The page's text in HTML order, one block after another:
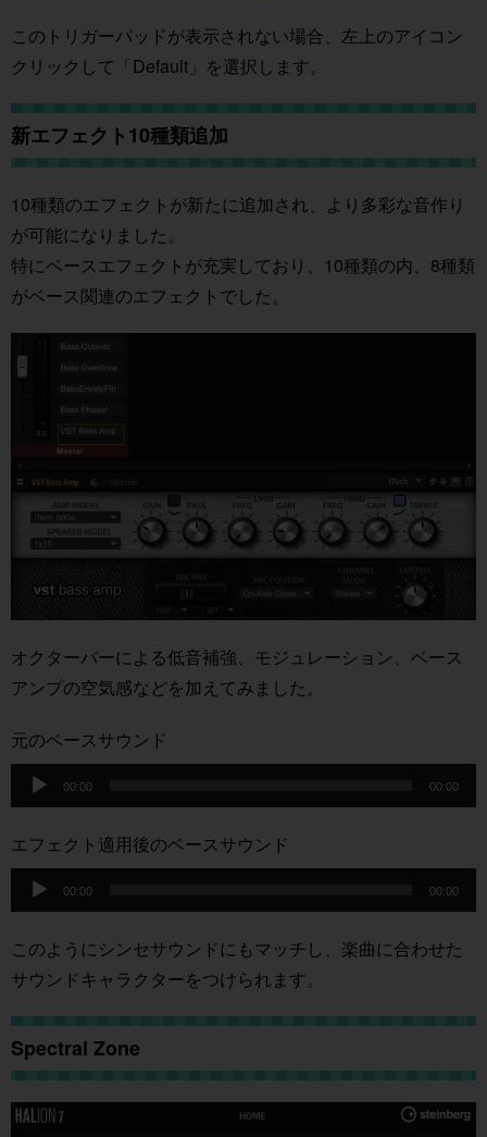
このトリガーパッドが表示されない場合、左上のアイコン
クリックして「Default」を選択します。
新エフェクト10種類追加
10種類のエフェクトが新たに追加され、より多彩な音作り
が可能になりました。
特にベースエフェクトが充実しており、10種類の内、8種類
がベース関連のエフェクトでした。
オクターバーによる低音補強、モジュレーション、ベース
アンプの空気感などを加えてみました。
元のベースサウンド
音
ー
00:00 00:00
エフェクト適用後のベースサウンド
音
レ
ー
ヤ
ー
00:00 00:00
このようにシンセサウンドにもマッチし、楽曲に合わせた
サウンドキャラクターをつけられます。
Spectral Zone